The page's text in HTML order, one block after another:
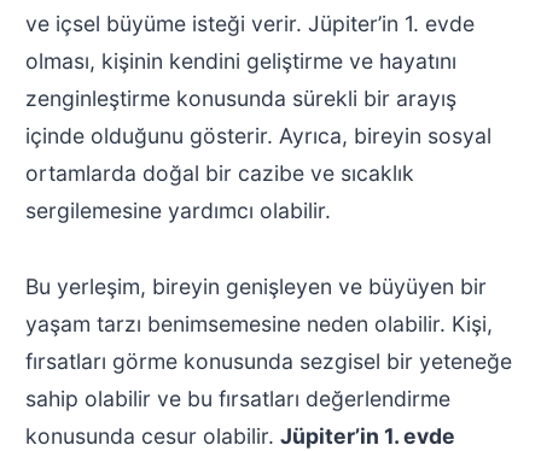
ve içsel büyüme isteği verir. Jüpiter’in 1. evde
olması, kişinin kendini geliştirme ve hayatını
zenginleştirme konusunda sürekli bir arayış
içinde olduğunu gösterir. Ayrıca, bireyin sosyal
ortamlarda doğal bir cazibe ve sıcaklık
sergilemesine yardımcı olabilir.
Bu yerleşim, bireyin genişleyen ve büyüyen bir
yaşam tarzı benimsemesine neden olabilir. Kişi,
fırsatları görme konusunda sezgisel bir yeteneğe
sahip olabilir ve bu fırsatları değerlendirme
konusunda cesur olabilir. Jüpiter’in 1. evde